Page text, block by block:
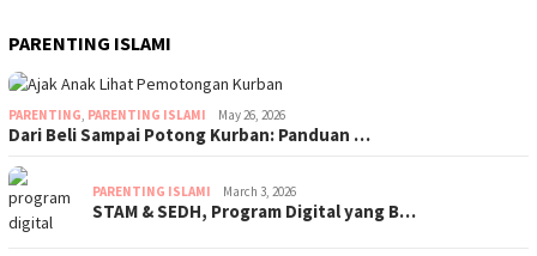
PARENTING ISLAMI
PARENTING, PARENTING ISLAMI May 26, 2026
Dari Beli Sampai Potong Kurban: Panduan …
PARENTING ISLAMI March 3, 2026
STAM & SEDH, Program Digital yang B…